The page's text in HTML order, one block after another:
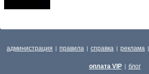
администрация | правила | справка | реклама |
оплата VIP | блог